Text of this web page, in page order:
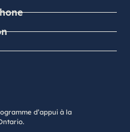
d’appui à la